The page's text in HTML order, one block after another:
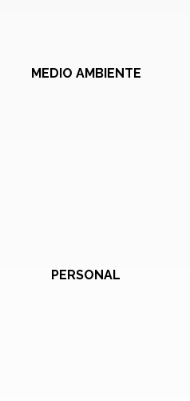
MEDIO AMBIENTE
PERSONAL